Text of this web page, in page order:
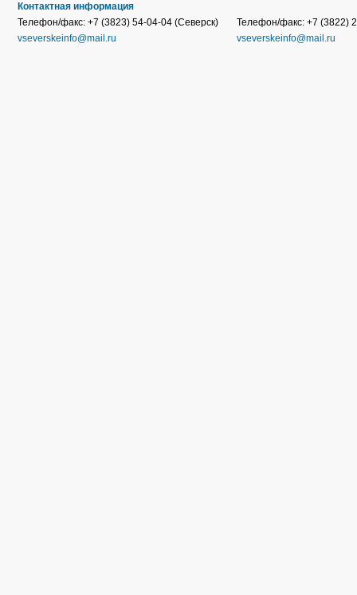
Контактная информация
Телефон/факс: +7 (3823) 54-04-04 (Северск)
vseverskeinfo@mail.ru
Телефон/факс: +7 (3822)
vseverskeinfo@mail.ru